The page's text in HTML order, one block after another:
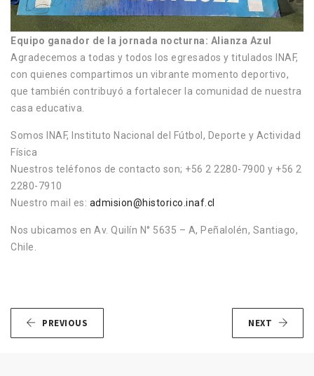
Equipo ganador de la jornada nocturna: Alianza Azul
Agradecemos a todas y todos los egresados y titulados INAF,
con quienes compartimos un vibrante momento deportivo,
que también contribuyó a fortalecer la comunidad de nuestra
casa educativa.
Somos INAF, Instituto Nacional del Fútbol, Deporte y Actividad
Física
Nuestros teléfonos de contacto son; +56 2 2280-7900 y +56 2
2280-7910
Nuestro mail es: admision@historico.inaf.cl
Nos ubicamos en Av. Quilín N° 5635 – A, Peñalolén, Santiago,
Chile.
PREVIOUS NEXT